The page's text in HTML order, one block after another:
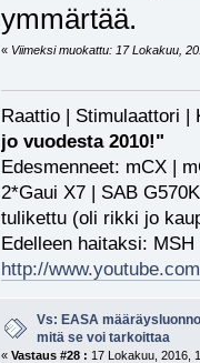
ymmärtää.
« Viimeksi muokattu: 17 Lokakuu,
Raattio |
jo vuodesta 2010!"
Edesmenneet: mCX |
2*Gaui X7 | SAB
tulikettu (oli rikki jo
Edelleen haitaksi:
http://
Vs: EASA
mitä se voi tarkoittaa
« Vastaus #28 : 17 Lokakuu, 2016,